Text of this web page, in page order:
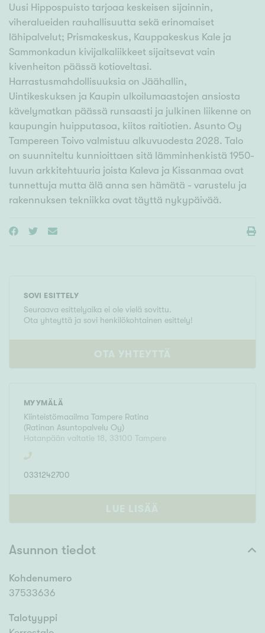
Uusi Hippospuisto tarjoaa keskeisen sijainnin,
viheralueiden rauhallisuutta sekä erinomaiset
lähipalvelut; Prismakeskus, Kauppakeskus Kale ja
Sammonkadun kivijalkaliikkeet sijaitsevat vain
kivenheiton päässä kotioveltasi.
Harrastusmahdollisuuksia on Jäähallin,
Uintikeskuksen ja Kaupin ulkoilumaastojen ansiosta
kävelymatkan päässä runsaasti ja julkinen liikenne on
kaupungin huipputasoa, kiitos raitiotien. Asunto Oy
Tampereen Toivo valmistuu alkuvuodesta 2028. Talo
on suunniteltu kunnioittaen sitä lämminhenkistä 1950-
luvun arkkitehtuuria joista Kaleva ja Kissanmaa ovat
tunnettuja mutta älä anna sen hämätä - varustelu ja
rakennuksen tekniikka ovat täyttä nykypäivää.
SOVI ESITTELY
Seuraava esittelyaika ei ole vielä sovittu.
Ota yhteyttä ja sovi henkilökohtainen esittely!
OTA YHTEYTTÄ
MYYMÄLÄ
Kiinteistömaailma Tampere Ratina
(Ratinan Asuntopalvelu Oy)
Hatanpään valtatie 18, 33100 Tampere
0331242700
LUE LISÄÄ
Asunnon tiedot
Kohdenumero
37533636
Talotyyppi